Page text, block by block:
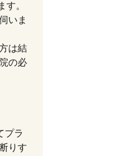
す。
いま
は結
の必
プラ
りす